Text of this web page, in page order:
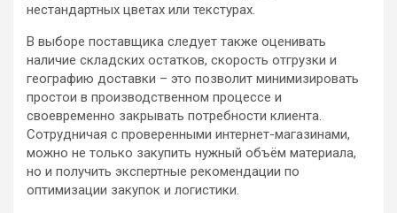
нестандартных цветах или текстурах.
В выборе поставщика следует также оценивать
наличие складских остатков, скорость отгрузки и
географию доставки – это позволит минимизировать
простои в производственном процессе и
своевременно закрывать потребности клиента.
Сотрудничая с проверенными интернет-магазинами,
можно не только закупить нужный объём материала,
но и получить экспертные рекомендации по
оптимизации закупок и логистики.